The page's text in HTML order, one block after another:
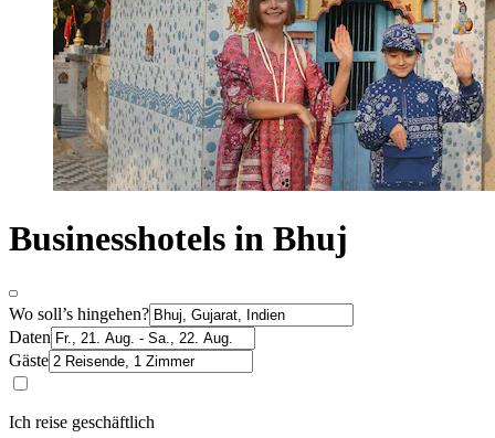
Businesshotels in Bhuj
Wo soll’s hingehen?
Daten
Gäste
Ich reise geschäftlich